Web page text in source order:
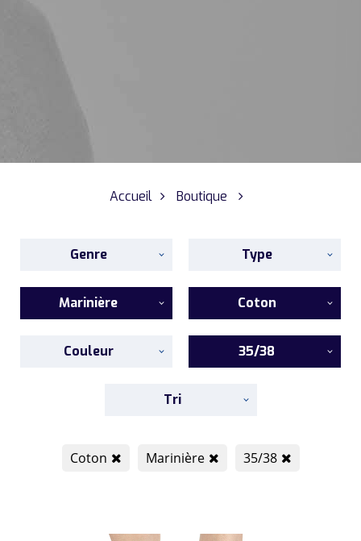
Accueil Boutique
Genre Type
Marinière Coton
Couleur 35/38
Tri
Coton Marinière 35/38